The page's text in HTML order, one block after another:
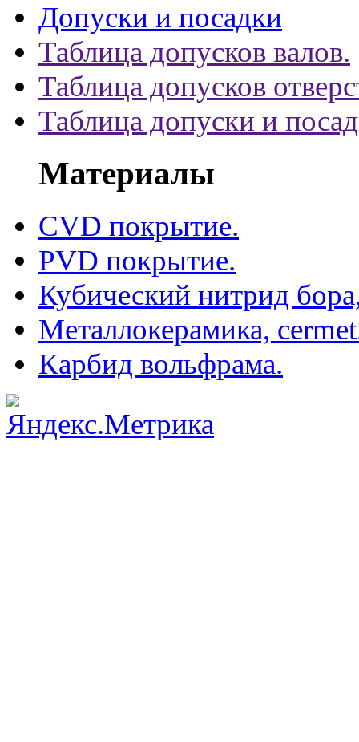
Допуски и посадки
Таблица допусков валов.
Таблица допусков
Таблица допуски и
Материалы
CVD покрытие.
PVD покрытие.
Кубический нитрид
Металлокерамика,
Карбид вольфрама.